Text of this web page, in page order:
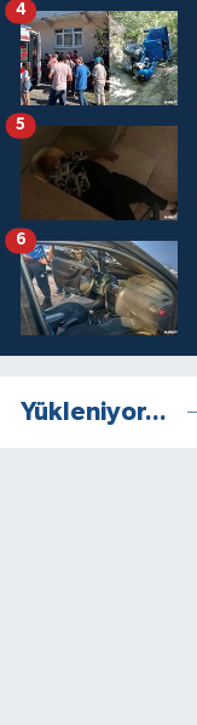
4
5
6
Yükleniyor...